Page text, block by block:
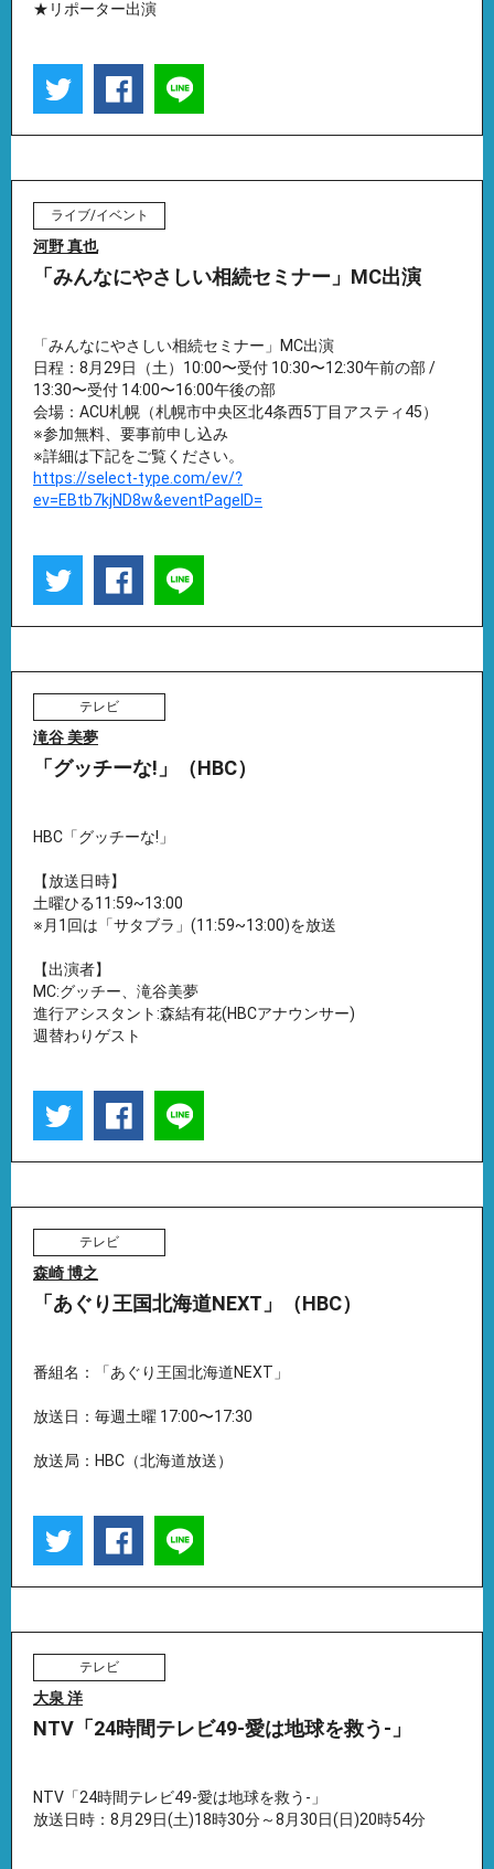
★リポーター出演
ライブ/イベント
河野 真也
「みんなにやさしい相続セミナー」MC出演
「みんなにやさしい相続セミナー」MC出演
日程：8月29日（土）10:00〜受付 10:30〜12:30午前の部 /
13:30〜受付 14:00〜16:00午後の部
会場：ACU札幌（札幌市中央区北4条西5丁目アスティ45）
※参加無料、要事前申し込み
※詳細は下記をご覧ください。
https://select-type.com/ev/?
ev=EBtb7kjND8w&eventPageID=
テレビ
滝谷 美夢
「グッチーな!」（HBC）
HBC「グッチーな!」
【放送日時】
土曜ひる11:59~13:00
※月1回は「サタブラ」(11:59~13:00)を放送
【出演者】
MC:グッチー、滝谷美夢
進行アシスタント:森結有花(HBCアナウンサー)
週替わりゲスト
テレビ
森崎 博之
「あぐり王国北海道NEXT」（HBC）
番組名：「あぐり王国北海道NEXT」
放送日：毎週土曜 17:00〜17:30
放送局：HBC（北海道放送）
テレビ
大泉 洋
NTV「24時間テレビ49-愛は地球を救う-」
NTV「24時間テレビ49-愛は地球を救う-」
放送日時：8月29日(土)18時30分～8月30日(日)20時54分